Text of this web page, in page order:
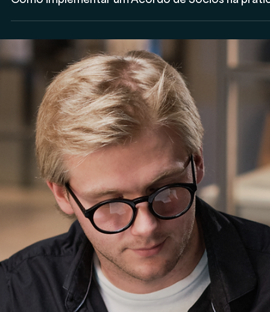
Como implementar um Acordo de Sócios na